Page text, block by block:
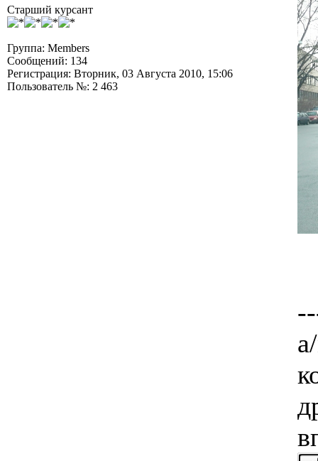
Старший курсант
Группа: Members
Сообщений: 134
Регистрация: Вторник, 03 Августа 2010, 15:06
Пользователь №: 2 463